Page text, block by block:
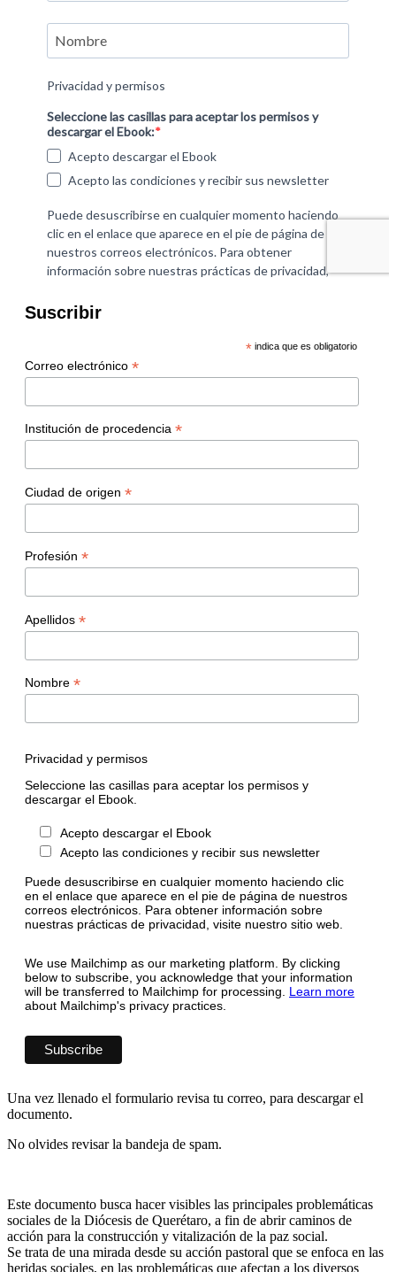
Suscribir
* indica que es obligatorio
Correo electrónico *
Institución de procedencia *
Ciudad de origen *
Profesión *
Apellidos *
Nombre *
Privacidad y permisos
Seleccione las casillas para aceptar los permisos y
descargar el Ebook.
Acepto descargar el Ebook
Acepto las condiciones y recibir sus newsletter
Puede desuscribirse en cualquier momento haciendo clic
en el enlace que aparece en el pie de página de nuestros
correos electrónicos. Para obtener información sobre
nuestras prácticas de privacidad, visite nuestro sitio web.
We use Mailchimp as our marketing platform. By clicking
below to subscribe, you acknowledge that your information
will be transferred to Mailchimp for processing. Learn more
about Mailchimp's privacy practices.
Una vez llenado el formulario revisa tu correo, para descargar el
documento.
No olvides revisar la bandeja de spam.
Este documento busca hacer visibles las principales problemáticas
sociales de la Diócesis de Querétaro, a fin de abrir caminos de
acción para la construcción y vitalización de la paz social.
Se trata de una mirada desde su acción pastoral que se enfoca en las
heridas sociales, en las problemáticas que afectan a los diversos